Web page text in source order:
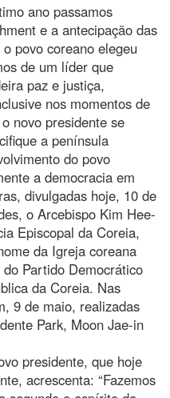
ano passamos
e a antecipação das
povo coreano elegeu
de um líder que
paz e justiça,
nos momentos de
novo presidente se
a península
do povo
a democracia em
divulgadas hoje, 10 de
o Arcebispo Kim Hee-
Episcopal da Coreia,
da Igreja coreana
Partido Democrático
da Coreia. Nas
9 de maio, realizadas
Park, Moon Jae-in
presidente, que hoje
acrescenta: “Fazemos